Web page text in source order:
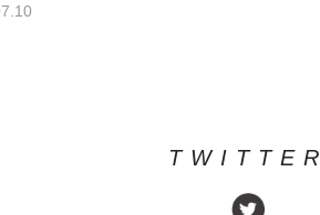
TWITTER